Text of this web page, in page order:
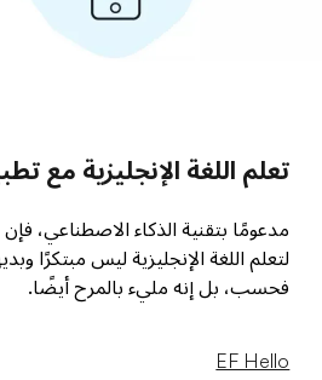
تعلم اللغة الإنجليزية مع
مدعومًا بتقنية الذكاء الاصطناعي، فإن
لتعلم اللغة الإنجليزية ليس مبتكرًا
فحسب، بل إنه مليء بالمرح أيضًا.
EF Hello